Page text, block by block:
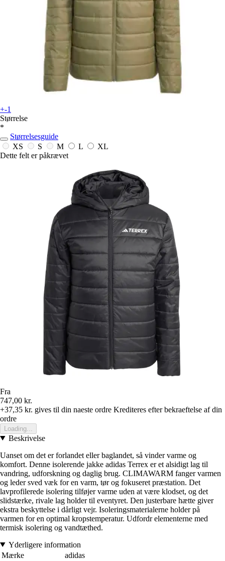
+-1
Størrelse
*
Størrelsesguide
XS
S M L
XL
Dette felt er påkrævet
Fra
747,00 kr.
+37,35 kr. gives til din naeste ordre Krediteres efter bekraeftelse af din
ordre
Loading...
Beskrivelse
Uanset om det er forlandet eller baglandet, så vinder varme og
komfort. Denne isolerende jakke adidas Terrex er et alsidigt lag til
vandring, udforskning og daglig brug. CLIMAWARM fanger varmen
og leder sved væk for en varm, tør og fokuseret præstation. Det
lavprofilerede isolering tilføjer varme uden at være klodset, og det
slidstærke, rivale lag holder til eventyret. Den justerbare hætte giver
ekstra beskyttelse i dårligt vejr. Isoleringsmaterialerne holder på
varmen for en optimal kropstemperatur. Udfordr elementerne med
termisk isolering og vandtæthed.
Yderligere information
Mærke
adidas